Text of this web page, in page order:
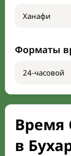
Форматы
Время
в